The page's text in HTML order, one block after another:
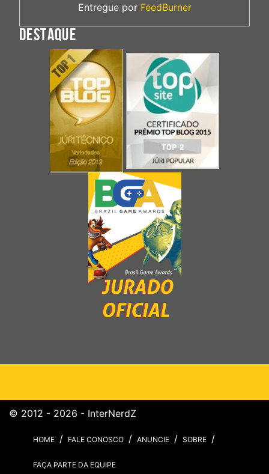
Entregue por FeedBurner
DESTAQUE
© 2012 - 2026 - InterNerdZ
HOME FALE CONOSCO ANUNCIE SOBRE
FAÇA PARTE DA EQUIPE